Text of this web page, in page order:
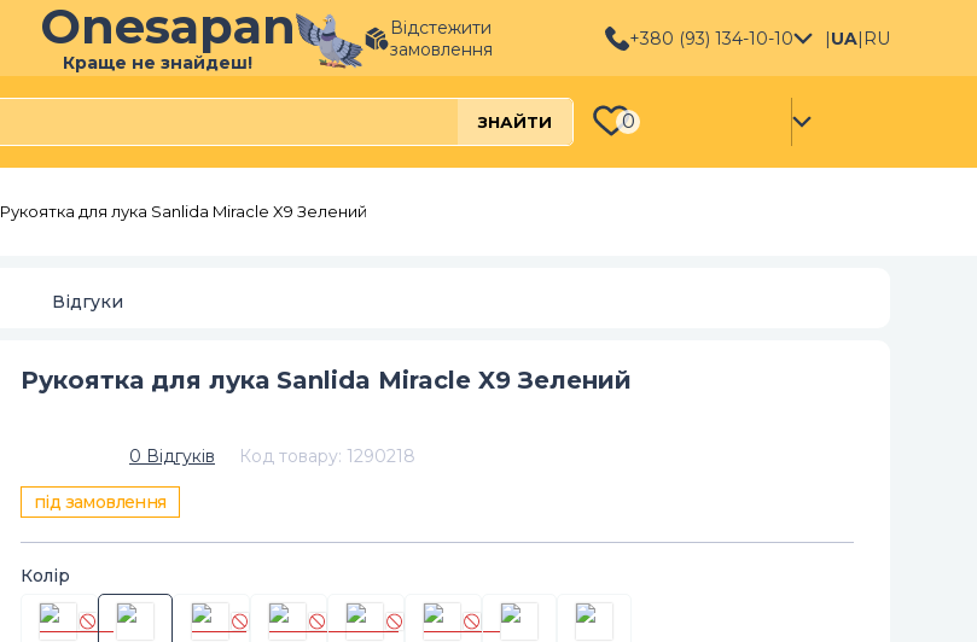
Onesapan
Краще не знайдеш!
Відстежити
замовлення
+380 (93) 134-10-10 |UA| RU
ЗНАЙТИ 0
Рукоятка для лука Sanlida Miracle X9 Зелений
Відгуки
Рукоятка для лука Sanlida Miracle X9 Зелений
0 Відгуків Код товару: 1290218
під замовлення
Колір